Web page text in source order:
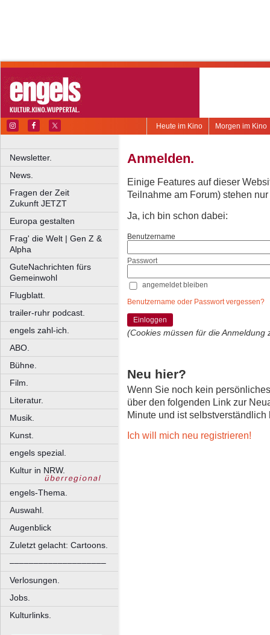
Morgen im Kino
Heute im Kino
Newsletter.
News.
Fragen der Zeit
Zukunft JETZT
Europa gestalten
Frag' die Welt | Gen Z &
Alpha
GuteNachrichten fürs
Gemeinwohl
Flugblatt.
trailer-ruhr podcast.
engels zahl-ich.
ABO.
Bühne.
Film.
Literatur.
Musik.
Kunst.
engels spezial.
Kultur in NRW.
engels-Thema.
Auswahl.
Augenblick
Zuletzt gelacht: Cartoons.
––––––––––––––––––––
Verlosungen.
Jobs.
Kulturlinks.
Anmelden.
Einige Features auf dieser
Teilnahme am Forum) stehen
Ja, ich bin schon dabei:
Benutzername
Passwort
angemeldet bleiben
Benutzername oder Passwort vergessen?
Einloggen
(Cookies müssen für die Anmeldung
Neu hier?
Wenn Sie noch kein
über den folgenden Link zur
Minute und ist selbstverständlich
Ich will mich neu registrieren!